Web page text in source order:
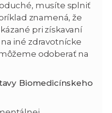
musíte splniť
znamená, že
pri získavaní
iné zdravotnícke
odoberať na
Biomedicínskeho